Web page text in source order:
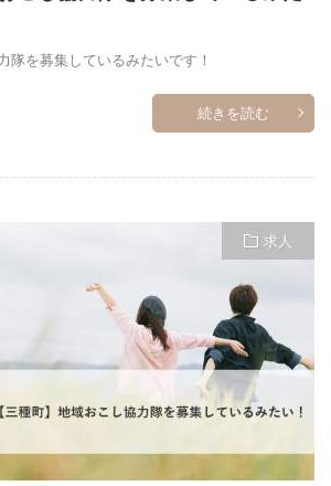
隊を募集しているみたいです！
続きを読む
求人